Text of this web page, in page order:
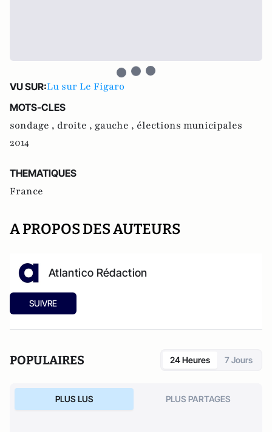
VU SUR:Lu sur Le Figaro
MOTS-CLES
sondage , droite , gauche , élections municipales
2014
THEMATIQUES
France
A PROPOS DES AUTEURS
Atlantico Rédaction
SUIVRE
POPULAIRES 24 Heures 7 Jours
PLUS LUS PLUS PARTAGES